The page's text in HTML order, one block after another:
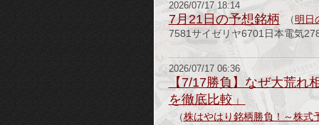
2026/07/17 18:14
7月21日の予想銘柄 （明日
7581サイゼリヤ6701日本電気
2026/07/17 06:36
【7/17勝負】なぜ大荒れ
を徹底比較」
（株はやはり銘柄勝負！～株式